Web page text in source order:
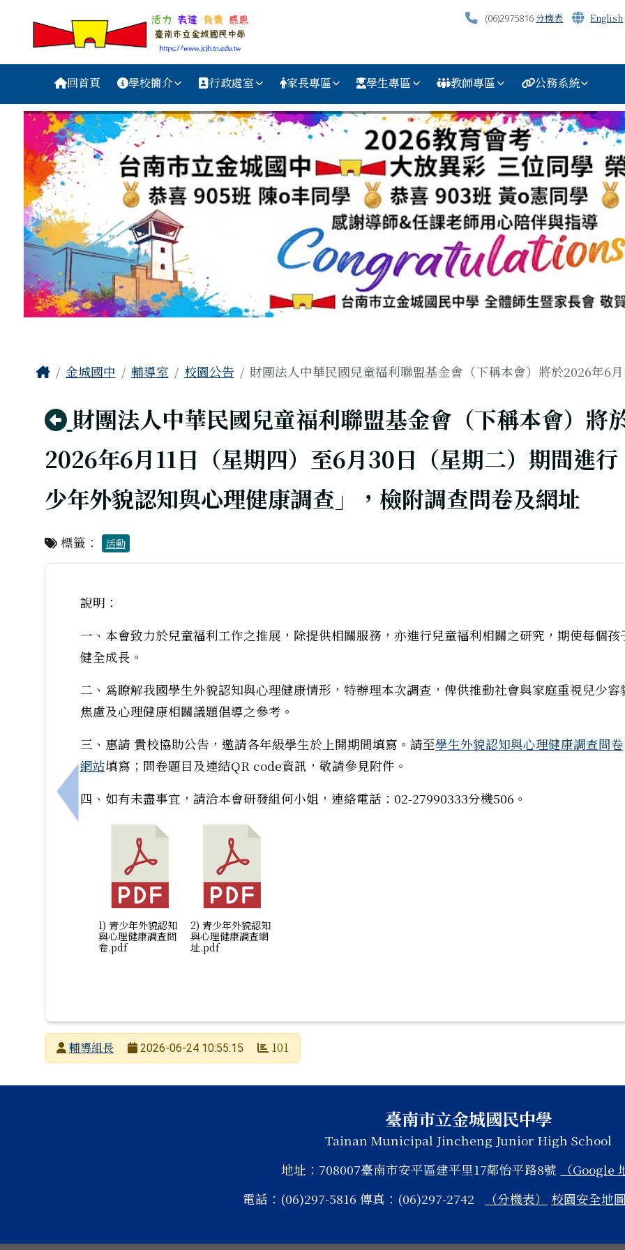
台南市金城國中資訊網 (06)2975816分機表 English
導覽列回首頁 學校簡介 行政處室 家長專區 學生專區 教師專區 公務系統
主內容區域
Home金城國中 輔導室 校園公告 財團法人中華民國兒童福利聯盟基金會（下稱本會）將於2026年6
回上頁
財團法人中華民國兒童福利聯盟基金會（下稱本會）將
2026年6月11日（星期四）至6月30日（星期二）期間進行
少年外貌認知與心理健康調查」，檢附調查問卷及網址
標籤： 活動
上一筆：本市家庭教育中心辦理「『親情無距.愛延千里』文稿及照片徵件」活動，請轉知並鼓勵所屬
說明：
一、本會致力於兒童福利工作之推展，除提供相關服務，亦進行兒童福利相關之研究，期使每個孩
健全成長。
二、爲瞭解我國學生外貌認知與心理健康情形，特辦理本次調查，俾供推動社會與家庭重視兒少容
焦慮及心理健康相關議題倡導之參考。
三、惠請 貴校協助公告，邀請各年級學生於上開期間填寫。請至學生外貌認知與心理健康調查問卷
網站填寫；問卷題目及連結QR code資訊，敬請參見附件。
四、如有未盡事宜，請洽本會研發組何小姐，連絡電話：02-27990333分機506。
1) 青少年外貌認知
與心理健康調查問
卷.pdf
2) 青少年外貌認知
與心理健康調查網
址.pdf
發布者輔導組長
2026-06-24 10:55:15 101
頁尾區域
臺南市立金城國民中學
Tainan Municipal Jincheng Junior High School
地址：708007臺南市安平區建平里17鄰怡平路8號
（Google
電話：(06)297-5816 傳真：(06)297-2742
（分機表） 校園安全地圖